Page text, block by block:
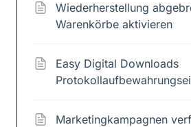
Wiederherstellung
Warenkörbe aktivieren
Easy Digital Downloads
Marketingkampagnen